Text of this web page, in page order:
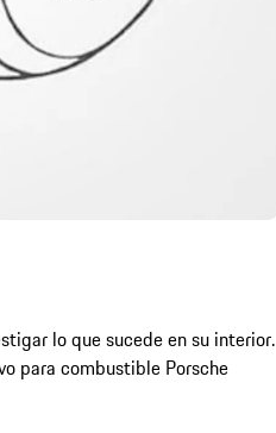
lo que sucede en su interior.
para combustible Porsche